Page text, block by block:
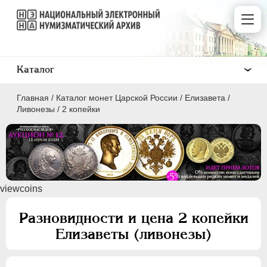
Главная / Каталог монет Царской России / Елизавета /
Ливонезы / 2 копейки
viewcoins
Разновидности и цена 2 копейки
Елизаветы (ливонезы)
Каталог
ПEТР I 1699 - 1725
ЕКАТЕРИНА I
АННА ИОАННОВНА 1730-1740
ИОАНН АНТОНОВИЧ 1740-1741